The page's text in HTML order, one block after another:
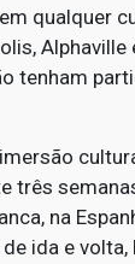
qualquer
Alphaville
tenham
três
na
ida e volta,